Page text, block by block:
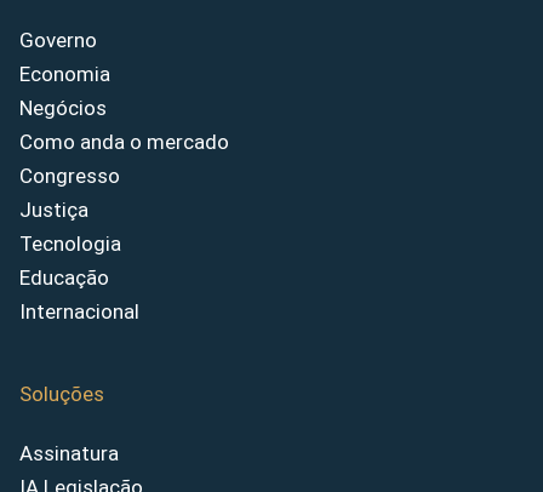
Governo
Economia
Negócios
Como anda o mercado
Congresso
Justiça
Tecnologia
Educação
Internacional
Soluções
Assinatura